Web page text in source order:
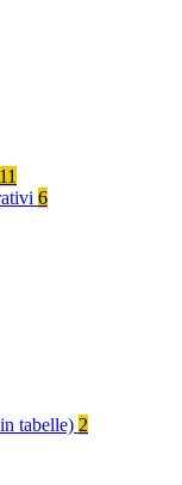
11
6
tabelle) 2